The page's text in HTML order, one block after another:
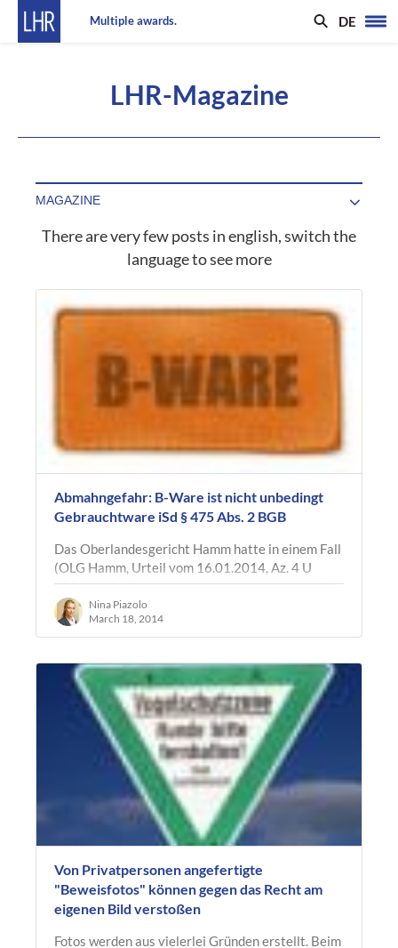
Multiple awards. DE
LHR-Magazine
There are very few posts in english, switch the
language to see more
Abmahngefahr: B-Ware ist nicht unbedingt
Gebrauchtware iSd § 475 Abs. 2 BGB
Das Oberlandesgericht Hamm hatte in einem Fall
(OLG Hamm, Urteil vom 16.01.2014, Az. 4 U
102/13) darüber zu entscheiden, wann Ware als
Gebrauchtware zu qualifizieren ist. In…
Nina Piazolo
March 18, 2014
Von Privatpersonen angefertigte
"Beweisfotos" können gegen das Recht am
eigenen Bild verstoßen
Fotos werden aus vielerlei Gründen erstellt. Beim